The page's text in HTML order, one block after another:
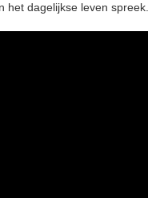
het dagelijkse leven spreek.